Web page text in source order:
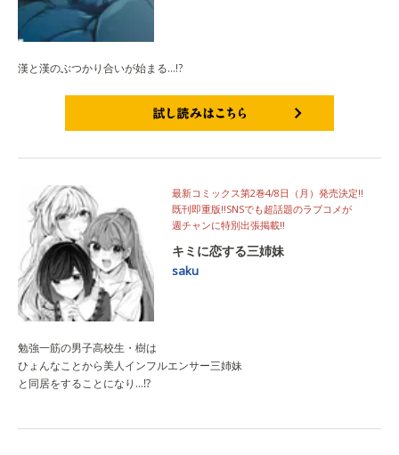
漢と漢のぶつかり合いが始まる…!?
最新コミックス第2巻4/8日（月）発売決定‼
既刊即重版‼SNSでも超話題のラブコメが
週チャンに特別出張掲載‼
キミに恋する三姉妹
saku
勉強一筋の男子高校生・樹は
ひょんなことから美人インフルエンサー三姉妹
と同居をすることになり…⁉